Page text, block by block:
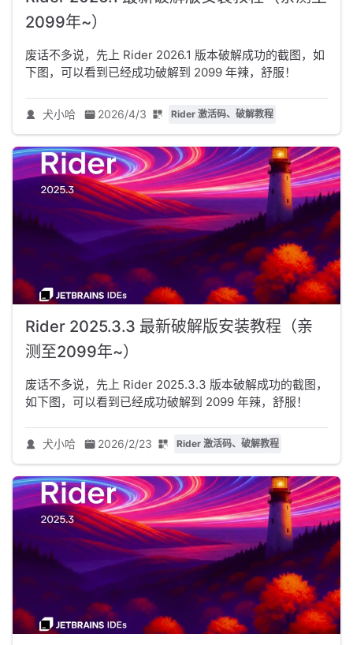
2099年~）
废话不多说，先上 Rider 2026.1 版本破解成功的截图，如
下图，可以看到已经成功破解到 2099 年辣，舒服！
犬小哈 2026/4/3 Rider 激活码、破解教程
Rider 2025.3.3 最新破解版安装教程（亲
测至2099年~）
废话不多说，先上 Rider 2025.3.3 版本破解成功的截图，
如下图，可以看到已经成功破解到 2099 年辣，舒服！
犬小哈 2026/2/23 Rider 激活码、破解教程